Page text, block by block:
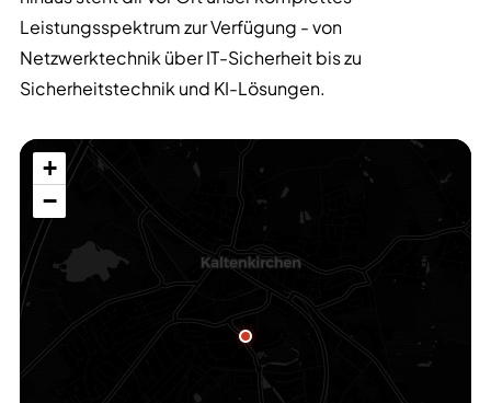
Leistungsspektrum zur Verfügung - von
Netzwerktechnik über IT-Sicherheit bis zu
Sicherheitstechnik und KI-Lösungen.
+
−